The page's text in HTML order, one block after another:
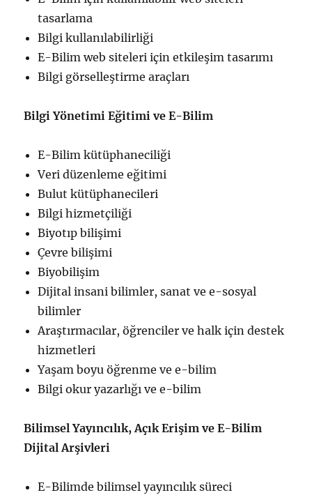
tasarlama
Bilgi kullanılabilirliği
E-Bilim web siteleri için etkileşim tasarımı
Bilgi görselleştirme araçları
Bilgi Yönetimi Eğitimi ve E-Bilim
E-Bilim kütüphaneciliği
Veri düzenleme eğitimi
Bulut kütüphanecileri
Bilgi hizmetçiliği
Biyotıp bilişimi
Çevre bilişimi
Biyobilişim
Dijital insani bilimler, sanat ve e-sosyal
bilimler
Araştırmacılar, öğrenciler ve halk için destek
hizmetleri
Yaşam boyu öğrenme ve e-bilim
Bilgi okur yazarlığı ve e-bilim
Bilimsel Yayıncılık, Açık Erişim ve E-Bilim
Dijital Arşivleri
E-Bilimde bilimsel yayıncılık süreci